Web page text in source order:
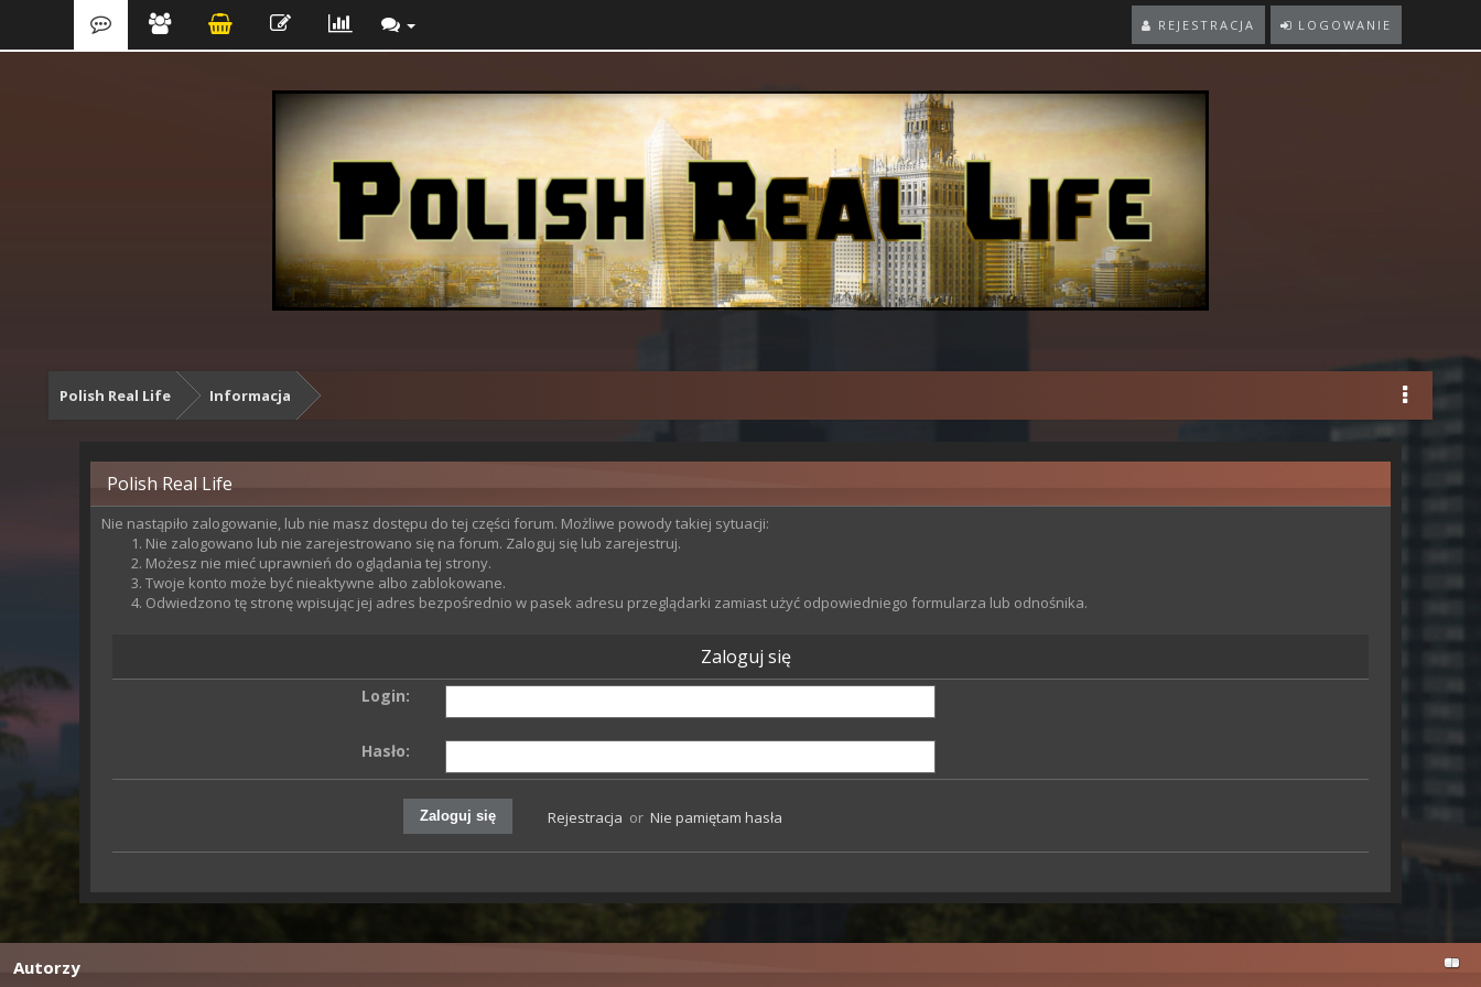
LOGOWANIE
REJESTRACJA
Polish Real Life Informacja
Polish Real Life
Nie nastąpiło zalogowanie, lub nie masz dostępu do tej części forum. Możliwe powody takiej sytuacji:
Nie zalogowano lub nie zarejestrowano się na forum. Zaloguj się lub zarejestruj.
Możesz nie mieć uprawnień do oglądania tej strony.
Twoje konto może być nieaktywne albo zablokowane.
Odwiedzono tę stronę wpisując jej adres bezpośrednio w pasek adresu przeglądarki zamiast użyć odpowiedniego formularza lub odnośnika.
Zaloguj się
Login:
Hasło:
Rejestracja or Nie pamiętam hasła
Autorzy